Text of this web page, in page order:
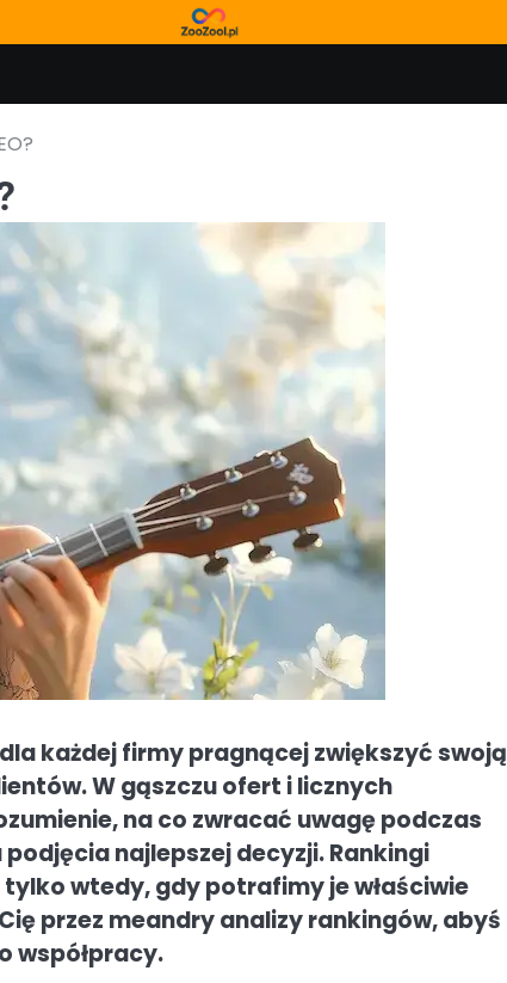
każdej firmy pragnącej zwiększyć swoją
W gąszczu ofert i licznych
na co zwracać uwagę podczas
najlepszej decyzji. Rankingi
wtedy, gdy potrafimy je właściwie
przez meandry analizy rankingów, abyś
współpracy.